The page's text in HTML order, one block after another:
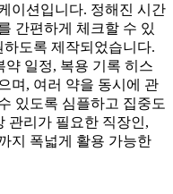
이션입니다. 정해진 시간
간편하게 체크할 수 있
도록 제작되었습니다.
약 일정, 복용 기록 히스
며, 여러 약을 동시에 관
있도록 심플하고 집중도
관리가 필요한 직장인,
지 폭넓게 활용 가능한